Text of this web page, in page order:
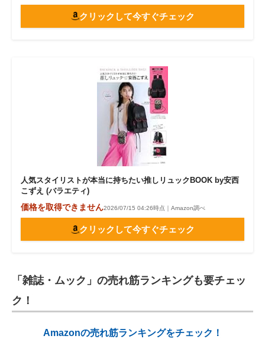
クリックして今すぐチェック
人気スタイリストが本当に持ちたい推しリュックBOOK by安西
こずえ (バラエティ)
価格を取得できません2026/07/15 04:26時点｜Amazon調べ
クリックして今すぐチェック
「雑誌・ムック」の売れ筋ランキングも要チェッ
ク！
Amazonの売れ筋ランキングをチェック！